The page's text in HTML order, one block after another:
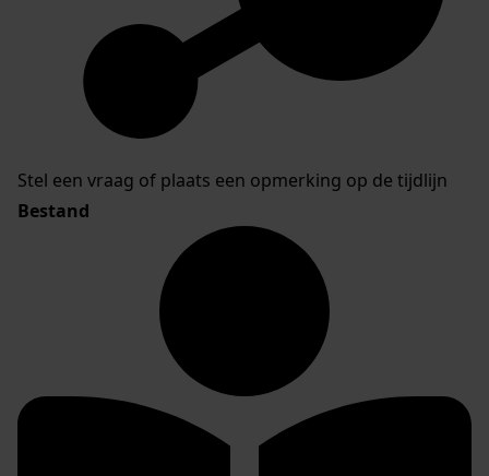
Stel een vraag of plaats een opmerking op de tijdlijn
Bestand